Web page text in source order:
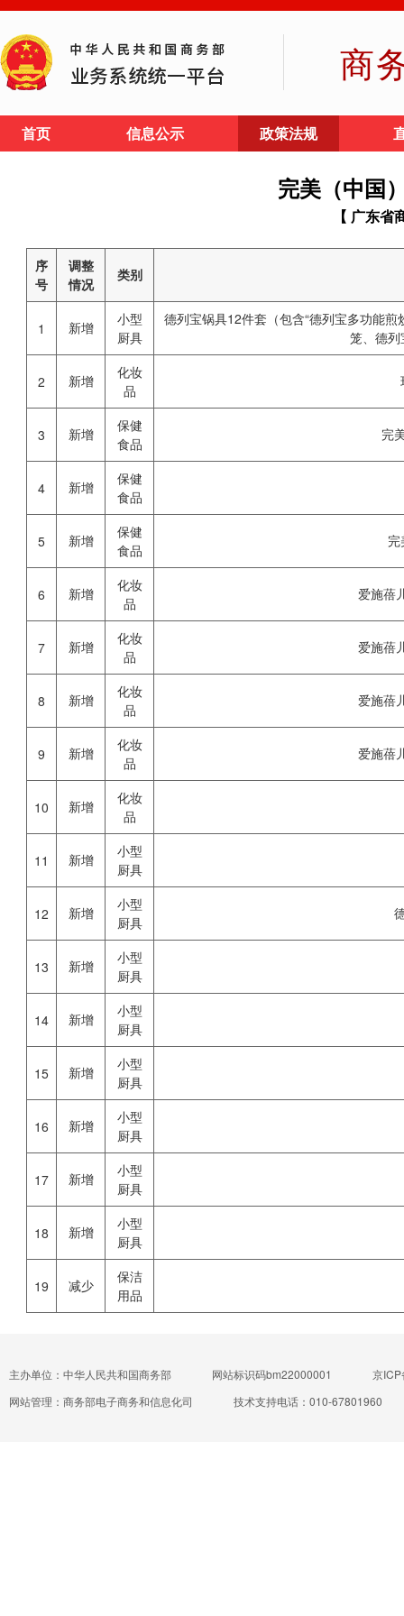
商
首页 信息公示 政策法规
完美（中国
【 广东省
序
号
调整
情况
类别
1 新增
小型
厨具
德列宝锅具12件套（包含“德列宝多功能
笼、德
2 新增
化妆
品
3 新增
保健
食品
完
4 新增
保健
食品
5 新增
保健
食品
6 新增
化妆
品
爱施蓓
7 新增
化妆
品
爱施蓓
8 新增
化妆
品
爱施蓓
9 新增
化妆
品
爱施蓓
10 新增
化妆
品
11 新增
小型
厨具
12 新增
小型
厨具
13 新增
小型
厨具
14 新增
小型
厨具
15 新增
小型
厨具
16 新增
小型
厨具
17 新增
小型
厨具
18 新增
小型
厨具
19 减少
保洁
用品
主办单位：中华人民共和国商务部 网站标识码bm22000001
京
网站管理：商务部电子商务和信息化司
技术支持电话：010-67801960